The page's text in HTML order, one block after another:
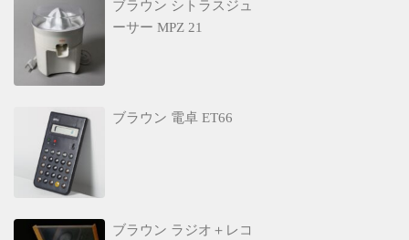
ブラウン シトラスジュ
ーサー MPZ 21
ブラウン 電卓 ET66
ブラウン ラジオ＋レコ